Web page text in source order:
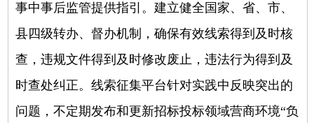
事中事后监管提供指引。建立健全国家、省、市、
县四级转办、督办机制，确保有效线索得到及时核
查，违规文件得到及时修改废止，违法行为得到及
时查处纠正。线索征集平台针对实践中反映突出的
问题，不定期发布和更新招标投标领域营商环境“负